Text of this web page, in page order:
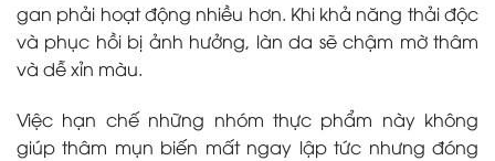
gan phải hoạt động nhiều hơn. Khi khả năng thải độc
và phục hồi bị ảnh hưởng, làn da sẽ chậm mờ thâm
và dễ xỉn màu.
Việc hạn chế những nhóm thực phẩm này không
giúp thâm mụn biến mất ngay lập tức nhưng đóng